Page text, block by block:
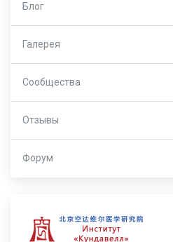
Блог
Галерея
Сообщества
Отзывы
Форум